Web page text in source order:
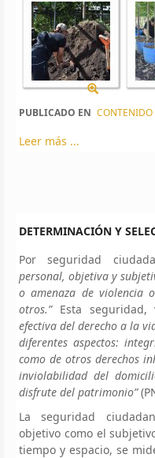
PUBLICADO EN CONTENIDO
Leer más ...
DETERMINACIÓN Y
Por seguridad
personal, objetiva y
o amenaza de violencia
otros.”Esta seguridad,
efectiva del derecho a la
diferentes aspectos:
como de otros derechos
inviolabilidad del
disfrute del patrimonio”
La seguridad
objetivo como el
tiempo y espacio, se